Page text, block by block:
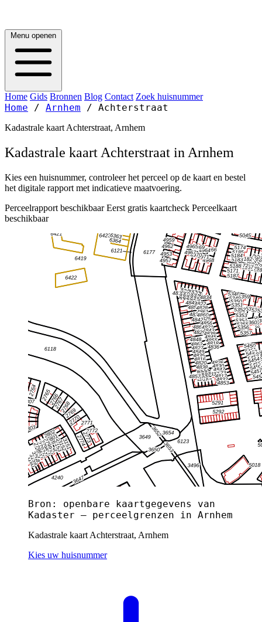
Menu openen
Home Gids Bronnen Blog Contact Zoek huisnummer
Home / Arnhem / Achterstraat
Kadastrale kaart Achterstraat, Arnhem
Kadastrale kaart Achterstraat in Arnhem
Kies een huisnummer, controleer het perceel op de kaart en bestel
het digitale rapport met indicatieve maatvoering.
Perceelrapport beschikbaar Eerst gratis kaartcheck Perceelkaart
beschikbaar
Bron: openbare kaartgegevens van
Kadaster — perceelgrenzen in Arnhem
Kadastrale kaart Achterstraat, Arnhem
Kies uw huisnummer